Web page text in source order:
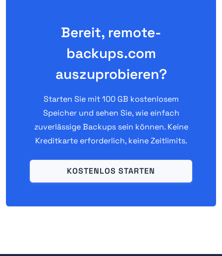
Bereit, remote-
backups.com
auszuprobieren?
Starten Sie mit 100 GB kostenlosem
Speicher und sehen Sie, wie einfach
zuverlässige Backups sein können. Keine
Kreditkarte erforderlich, keine Zeitlimits.
KOSTENLOS STARTEN